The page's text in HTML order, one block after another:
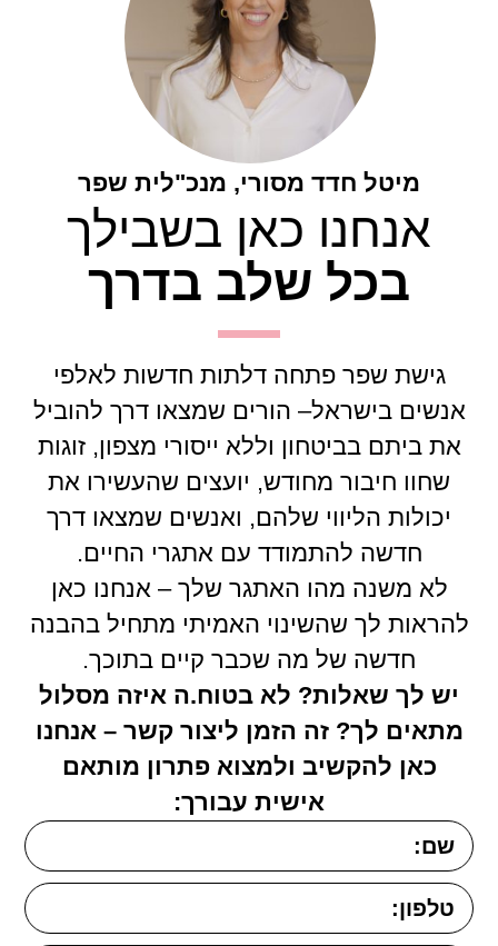
מיטל חדד מסורי, מנכ"לית שפר
אנחנו כאן בשבילך
בכל שלב בדרך
גישת שפר פתחה דלתות חדשות לאלפי
אנשים בישראל– הורים שמצאו דרך להוביל
את ביתם בביטחון וללא ייסורי מצפון, זוגות
שחוו חיבור מחודש, יועצים שהעשירו את
יכולות הליווי שלהם, ואנשים שמצאו דרך
חדשה להתמודד עם אתגרי החיים.
לא משנה מהו האתגר שלך – אנחנו כאן
להראות לך שהשינוי האמיתי מתחיל בהבנה
חדשה של מה שכבר קיים בתוכך.
יש לך שאלות? לא בטוח.ה איזה מסלול
מתאים לך? זה הזמן ליצור קשר – אנחנו
כאן להקשיב ולמצוא פתרון מותאם
אישית עבורך: